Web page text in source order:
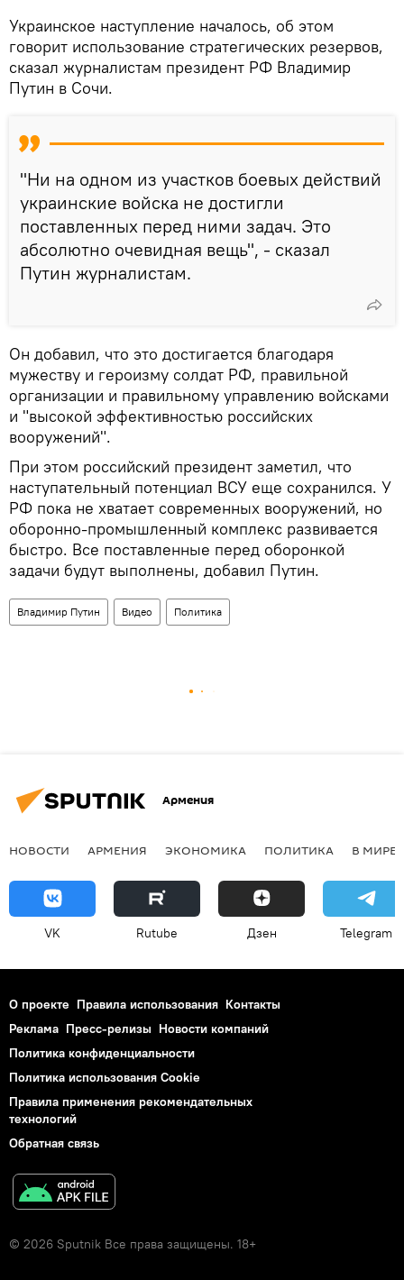
Украинское наступление началось, об этом
говорит использование стратегических резервов,
сказал журналистам президент РФ Владимир
Путин в Сочи.
"Ни на одном из участков боевых действий
украинские войска не достигли
поставленных перед ними задач. Это
абсолютно очевидная вещь", - сказал
Путин журналистам.
Он добавил, что это достигается благодаря
мужеству и героизму солдат РФ, правильной
организации и правильному управлению войсками
и "высокой эффективностью российских
вооружений".
При этом российский президент заметил, что
наступательный потенциал ВСУ еще сохранился. У
РФ пока не хватает современных вооружений, но
оборонно-промышленный комплекс развивается
быстро. Все поставленные перед оборонкой
задачи будут выполнены, добавил Путин.
Владимир Путин Видео Политика
Армения
НОВОСТИ АРМЕНИЯ ЭКОНОМИКА ПОЛИТИКА В МИРЕ
VK Rutube Дзен Telegram
О проекте Правила использования Контакты
Реклама Пресс-релизы Новости компаний
Политика конфиденциальности
Политика использования Cookie
Правила применения рекомендательных
технологий
Обратная связь
© 2026 Sputnik Все права защищены. 18+